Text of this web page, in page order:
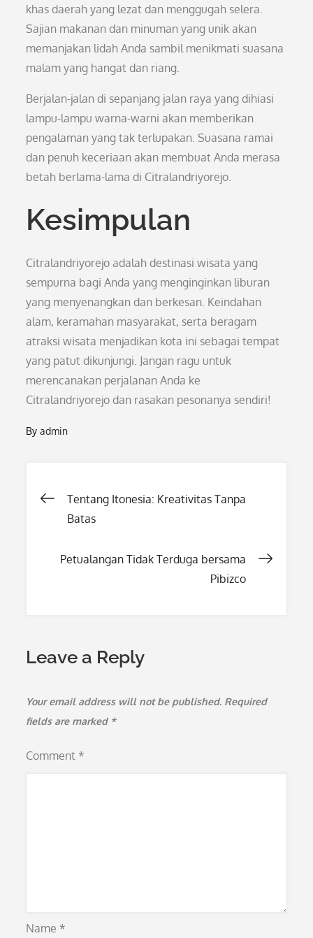
khas daerah yang lezat dan menggugah selera.
Sajian makanan dan minuman yang unik akan
memanjakan lidah Anda sambil menikmati suasana
malam yang hangat dan riang.
Berjalan-jalan di sepanjang jalan raya yang dihiasi
lampu-lampu warna-warni akan memberikan
pengalaman yang tak terlupakan. Suasana ramai
dan penuh keceriaan akan membuat Anda merasa
betah berlama-lama di Citralandriyorejo.
Kesimpulan
Citralandriyorejo adalah destinasi wisata yang
sempurna bagi Anda yang menginginkan liburan
yang menyenangkan dan berkesan. Keindahan
alam, keramahan masyarakat, serta beragam
atraksi wisata menjadikan kota ini sebagai tempat
yang patut dikunjungi. Jangan ragu untuk
merencanakan perjalanan Anda ke
Citralandriyorejo dan rasakan pesonanya sendiri!
Byadmin
Post
Tentang Itonesia: Kreativitas Tanpa
Batas
Petualangan Tidak Terduga bersama
Pibizco
Leave a Reply
Your email address will not be published. Required
fields are marked *
Comment *
Name *